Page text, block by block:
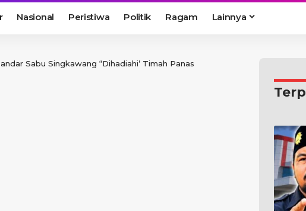
Nasional Peristiwa Politik Ragam Lainnya
Sabu Singkawang “Dihadiahi’ Timah Panas